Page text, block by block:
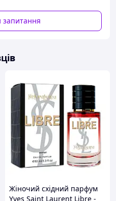
запитання
Жіночий східний парфум
Yves Saint Laurent Libre -